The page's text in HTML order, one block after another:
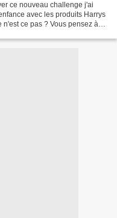
ce nouveau challenge j'ai
avec les produits Harrys
ce pas ? Vous pensez à